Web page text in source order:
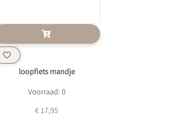
loopfiets mandje
Voorraad: 0
€ 17,95